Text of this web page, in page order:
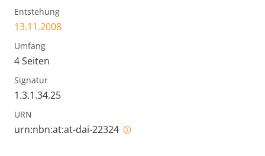
Entstehung
13.11.2008
Umfang
4 Seiten
Signatur
1.3.1.34.25
URN
urn:nbn:at:at-dai-22324